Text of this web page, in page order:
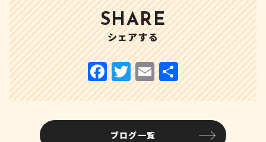
SHARE
シェアする
ブログ一覧